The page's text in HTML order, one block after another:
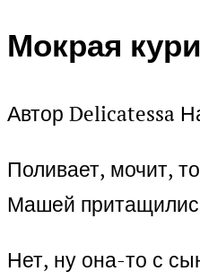
Мокрая
Автор Delicatessa
Поливает, мочит,
Машей
Нет, ну она-то с